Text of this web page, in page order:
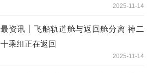
2025-11-14
最资讯丨飞船轨道舱与返回舱分离 神二
十乘组正在返回
2025-11-14